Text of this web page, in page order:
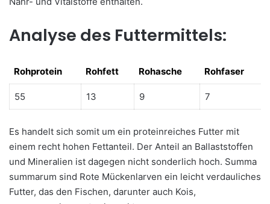
Analyse des Futtermittels:
Rohprotein Rohfett Rohasche
Rohfaser
Rohprotein
Rohfett Rohasche Rohfaser
55 13 9 7
Es handelt sich somit um ein proteinreiches Futter mit
einem recht hohen Fettanteil. Der Anteil an Ballaststoffen
und Mineralien ist dagegen nicht sonderlich hoch. Summa
summarum sind Rote Mückenlarven ein leicht verdauliches
Futter, das den Fischen, darunter auch Kois,